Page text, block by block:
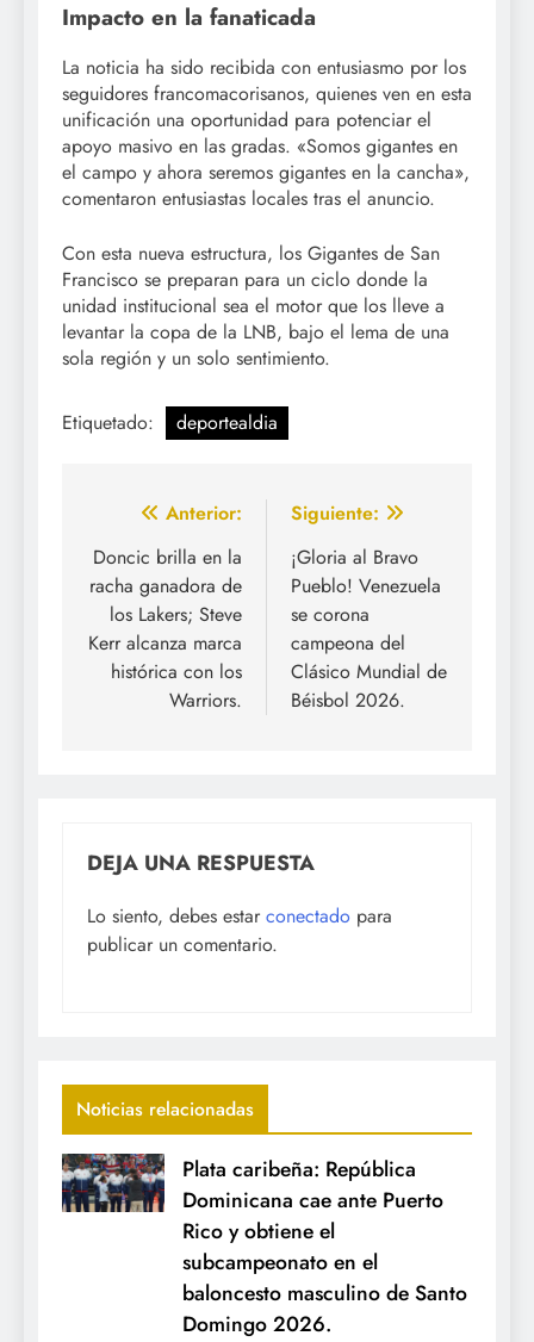
Impacto en la fanaticada
La noticia ha sido recibida con entusiasmo por los
seguidores francomacorisanos, quienes ven en esta
unificación una oportunidad para potenciar el
apoyo masivo en las gradas. «Somos gigantes en
el campo y ahora seremos gigantes en la cancha»,
comentaron entusiastas locales tras el anuncio.
Con esta nueva estructura, los Gigantes de San
Francisco se preparan para un ciclo donde la
unidad institucional sea el motor que los lleve a
levantar la copa de la LNB, bajo el lema de una
sola región y un solo sentimiento.
Etiquetado: deportealdia
Navegación
de
entradas
Anterior:
Doncic brilla en la
racha ganadora de
los Lakers; Steve
Kerr alcanza marca
histórica con los
Warriors.
Siguiente:
¡Gloria al Bravo
Pueblo! Venezuela
se corona
campeona del
Clásico Mundial de
Béisbol 2026.
DEJA UNA RESPUESTA
Lo siento, debes estar conectado para
publicar un comentario.
Noticias relacionadas
Plata caribeña: República
Dominicana cae ante Puerto
Rico y obtiene el
subcampeonato en el
baloncesto masculino de Santo
Domingo 2026.